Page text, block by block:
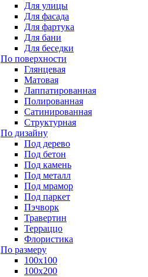
Для улицы
Для фасада
Для фартука
Для бани
Для беседки
По поверхности
Глянцевая
Матовая
Лаппатированная
Полированная
Сатинированная
Структурная
По дизайну
Под дерево
Под бетон
Под камень
Под металл
Под мрамор
Под паркет
Пэчворк
Травертин
Терраццо
Флористика
По размеру
100х100
100х200